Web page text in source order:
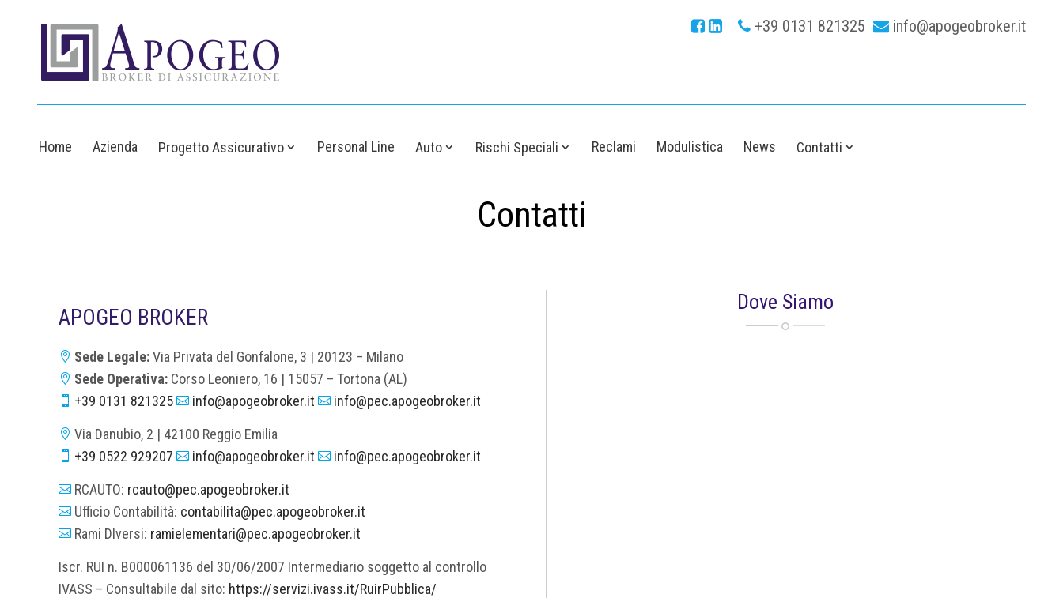
+39 0131 821325 info@apogeobroker.it
Home Azienda Progetto Assicurativo Personal Line Auto Rischi Speciali Reclami Modulistica News Contatti
Contatti
APOGEO BROKER
 Sede Legale:Via Privata del Gonfalone, 3 | 20123 – Milano
 Sede Operativa:Corso Leoniero, 16 | 15057 – Tortona (AL)
 +39 0131 821325  info@apogeobroker.it  info@pec.apogeobroker.it
 Via Danubio, 2 | 42100 Reggio Emilia
 +39 0522 929207  info@apogeobroker.it  info@pec.apogeobroker.it
RCAUTO: rcauto@pec.apogeobroker.it
Ufficio Contabilità: contabilita@pec.apogeobroker.it
Rami DIversi: ramielementari@pec.apogeobroker.it
Iscr. RUI n. B000061136 del 30/06/2007 Intermediario soggetto al controllo
IVASS – Consultabile dal sito: https://servizi.ivass.it/RuirPubblica/
Dove Siamo